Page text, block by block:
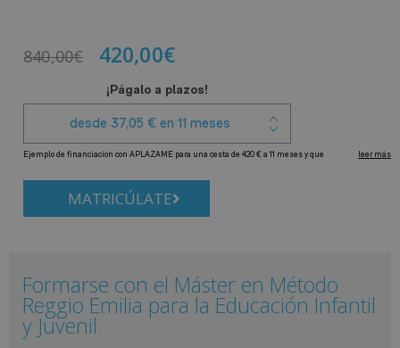
840,00€ 420,00€
MATRICÚLATE
Formarse con el Máster en Método
Reggio Emilia para la Educación Infantil
y Juvenil